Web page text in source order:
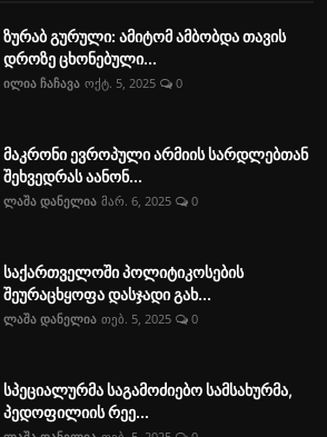
ზურაბ გურული: ამიტომ ამბობდა თავის
დროზე ცხონებული...
ილია ჩაჩავა ოქტ. 5, 2025 0
მაკრონი ევროპული არმიის სარდლებთან
შეხვედრას აანონ...
ლაშა დანელია მარ. 6, 2025 0
საქართველოში პოლიტიკოსების
შეურაცხყოფა დასჯადი გახ...
ლაშა დანელია თებ. 5, 2025 0
სპეციალურმა საგამოძიებო სამსახურმა,
პედოფილიის რეე...